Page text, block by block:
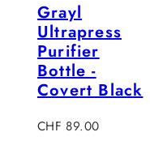
Grayl
Ultrapress
Purifier
Bottle -
Covert Black
Regulärer
CHF 89.00